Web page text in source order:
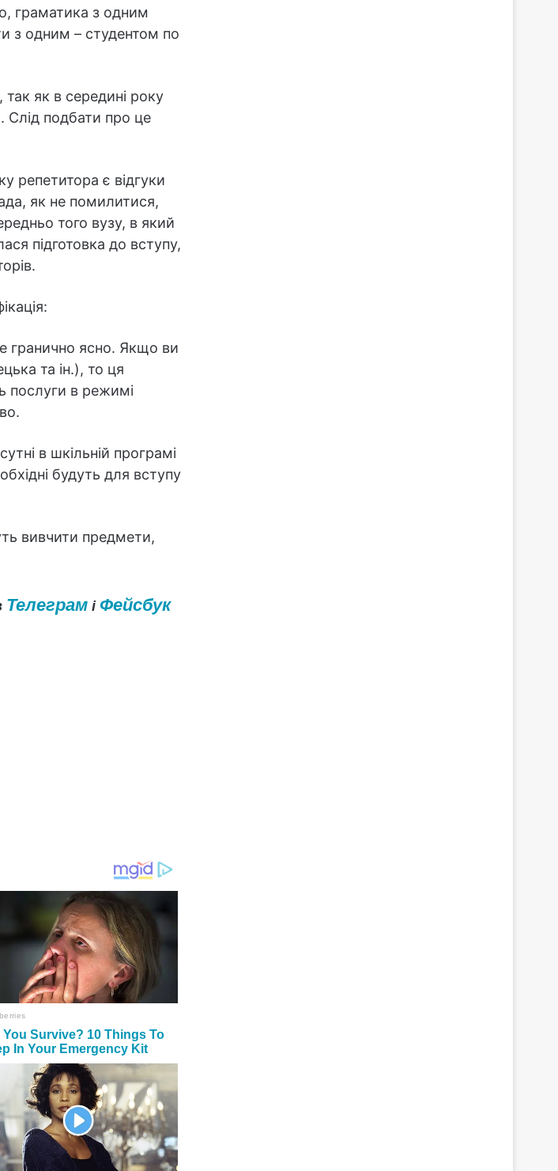
граматика з одним
з одним – студентом по
як в середині року
Слід подбати про це
репетитора є відгуки
як не помилитися,
того вузу, в який
підготовка до вступу,
гранично ясно. Якщо ви
та ін.), то ця
послуги в режимі
в шкільній програмі
будуть для вступу
вивчити предмети,
Телеграмі Фейсбук